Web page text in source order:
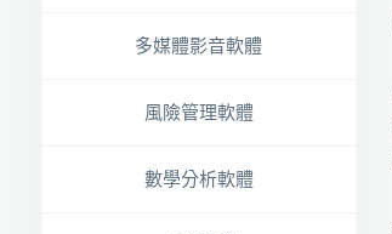
多媒體影音軟體
風險管理軟體
數學分析軟體